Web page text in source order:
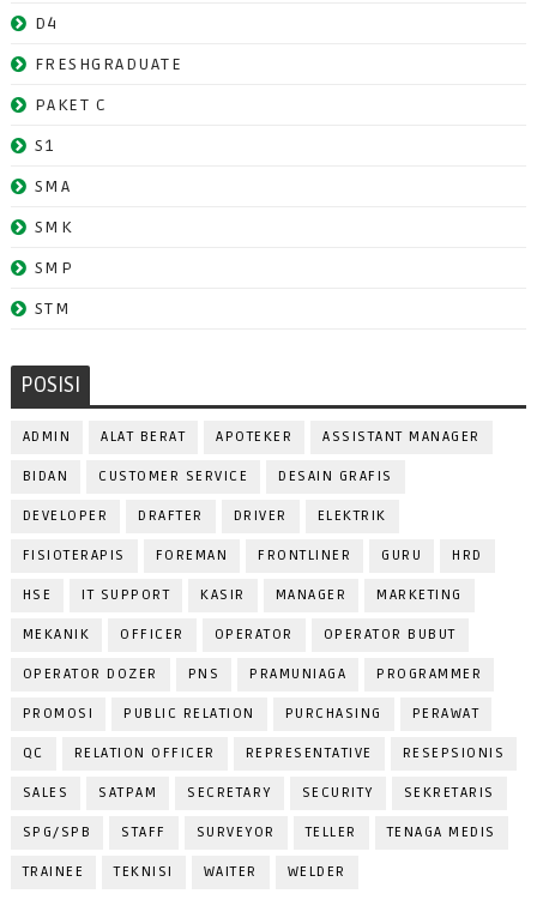
D4
FRESHGRADUATE
PAKET C
S1
SMA
SMK
SMP
STM
POSISI
ADMIN ALAT BERAT APOTEKER ASSISTANT MANAGER
BIDAN CUSTOMER SERVICE DESAIN GRAFIS
DEVELOPER DRAFTER DRIVER ELEKTRIK
FISIOTERAPIS FOREMAN FRONTLINER GURU HRD
HSE IT SUPPORT KASIR MANAGER MARKETING
MEKANIK OFFICER OPERATOR OPERATOR BUBUT
OPERATOR DOZER PNS PRAMUNIAGA PROGRAMMER
PROMOSI PUBLIC RELATION PURCHASING PERAWAT
QC RELATION OFFICER REPRESENTATIVE RESEPSIONIS
SALES SATPAM SECRETARY SECURITY SEKRETARIS
SPG/SPB STAFF SURVEYOR TELLER TENAGA MEDIS
TRAINEE TEKNISI WAITER WELDER